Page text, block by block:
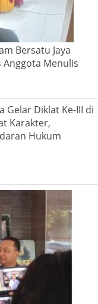
Bersatu Jaya
Menulis
Gelar Diklat Ke-III di
Karakter,
Hukum